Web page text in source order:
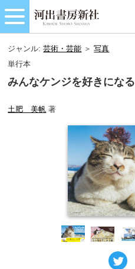
ジャンル:芸術・芸能 ＞写真
単行本
みんなケンジを好きになる
土肥 美帆 著